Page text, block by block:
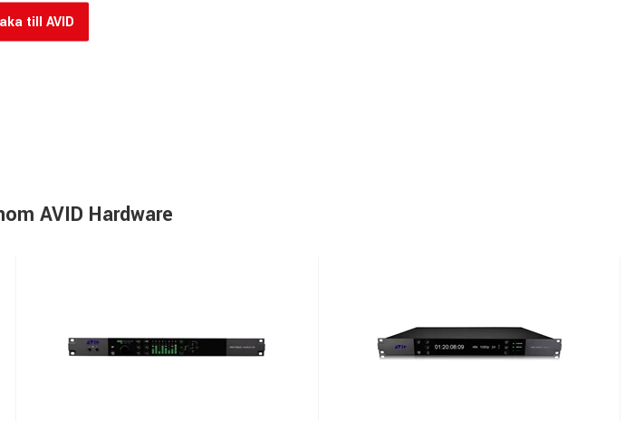
till AVID
AVID Hardware